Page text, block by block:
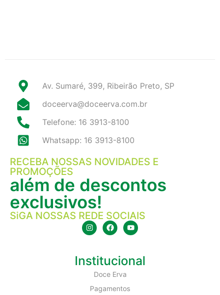
Av. Sumaré, 399, Ribeirão Preto, SP
doceerva@doceerva.com.br
Telefone: 16 3913-8100
Whatsapp: 16 3913-8100
RECEBA NOSSAS NOVIDADES E
PROMOÇÕES
além de descontos
exclusivos!
SiGA NOSSAS REDE SOCIAIS
Institucional
Doce Erva
Pagamentos